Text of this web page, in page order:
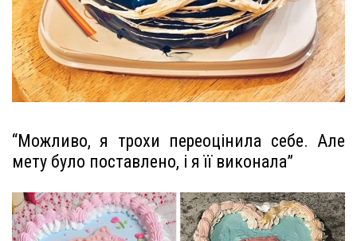
“Можливо, я трохи переоцінила себе. Але
мету було поставлено, і я її виконала”